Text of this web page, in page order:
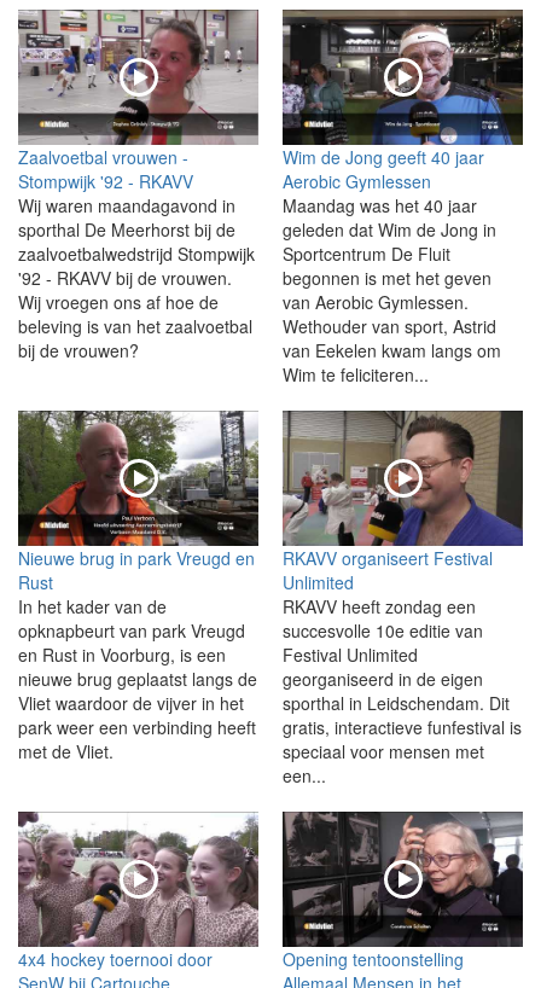
Zaalvoetbal vrouwen -
Stompwijk '92 - RKAVV
Wij waren maandagavond in
sporthal De Meerhorst bij de
zaalvoetbalwedstrijd Stompwijk
'92 - RKAVV bij de vrouwen.
Wij vroegen ons af hoe de
beleving is van het zaalvoetbal
bij de vrouwen?
Wim de Jong geeft 40 jaar
Aerobic Gymlessen
Maandag was het 40 jaar
geleden dat Wim de Jong in
Sportcentrum De Fluit
begonnen is met het geven
van Aerobic Gymlessen.
Wethouder van sport, Astrid
van Eekelen kwam langs om
Wim te feliciteren...
Nieuwe brug in park Vreugd en
Rust
In het kader van de
opknapbeurt van park Vreugd
en Rust in Voorburg, is een
nieuwe brug geplaatst langs de
Vliet waardoor de vijver in het
park weer een verbinding heeft
met de Vliet.
RKAVV organiseert Festival
Unlimited
RKAVV heeft zondag een
succesvolle 10e editie van
Festival Unlimited
georganiseerd in de eigen
sporthal in Leidschendam. Dit
gratis, interactieve funfestival is
speciaal voor mensen met
een...
4x4 hockey toernooi door
SenW bij Cartouche
Opening tentoonstelling
Allemaal Mensen in het